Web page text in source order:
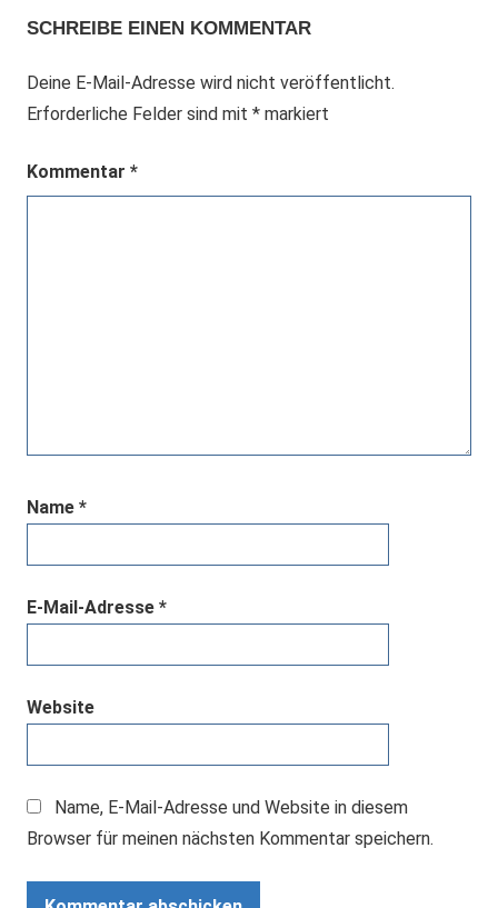
SCHREIBE EINEN KOMMENTAR
Deine E-Mail-Adresse wird nicht veröffentlicht.
Erforderliche Felder sind mit * markiert
Kommentar *
Name *
E-Mail-Adresse *
Website
Name, E-Mail-Adresse und Website in diesem
Browser für meinen nächsten Kommentar speichern.